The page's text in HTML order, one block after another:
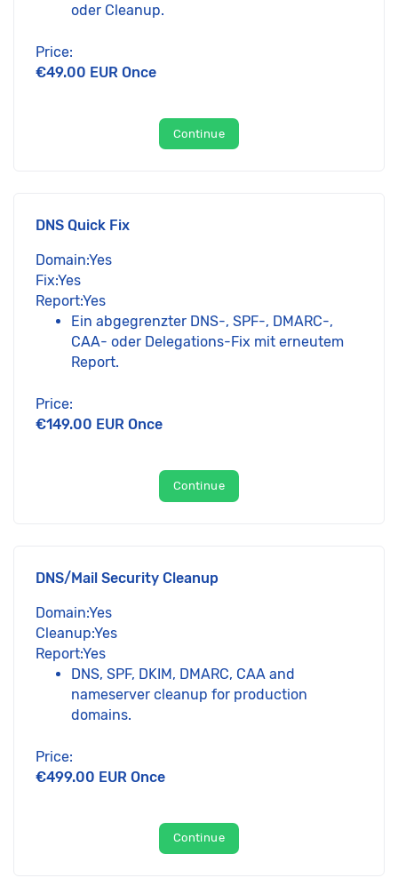
oder Cleanup.
Price:
€49.00 EUR Once
Continue
DNS Quick Fix
Domain:Yes
Fix:Yes
Report:Yes
Ein abgegrenzter DNS-, SPF-, DMARC-,
CAA- oder Delegations-Fix mit erneutem
Report.
Price:
€149.00 EUR Once
Continue
DNS/Mail Security Cleanup
Domain:Yes
Cleanup:Yes
Report:Yes
DNS, SPF, DKIM, DMARC, CAA and
nameserver cleanup for production
domains.
Price:
€499.00 EUR Once
Continue